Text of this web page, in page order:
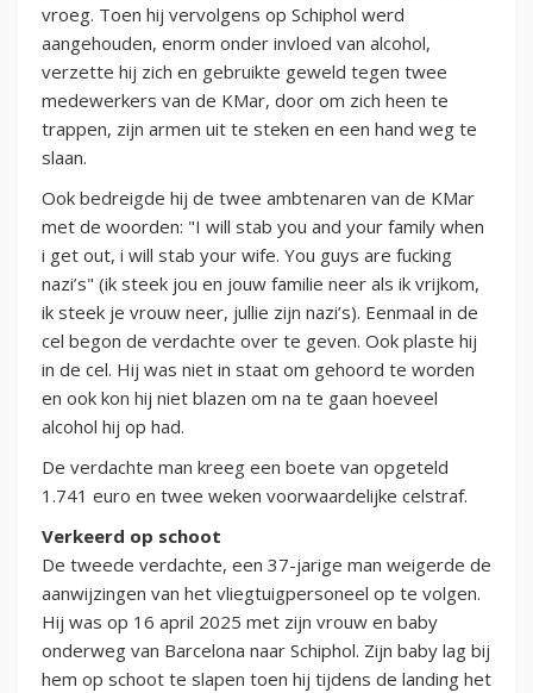
vroeg. Toen hij vervolgens op Schiphol werd
aangehouden, enorm onder invloed van alcohol,
verzette hij zich en gebruikte geweld tegen twee
medewerkers van de KMar, door om zich heen te
trappen, zijn armen uit te steken en een hand weg te
slaan.
Ook bedreigde hij de twee ambtenaren van de KMar
met de woorden: "I will stab you and your family when
i get out, i will stab your wife. You guys are fucking
nazi’s" (ik steek jou en jouw familie neer als ik vrijkom,
ik steek je vrouw neer, jullie zijn nazi’s). Eenmaal in de
cel begon de verdachte over te geven. Ook plaste hij
in de cel. Hij was niet in staat om gehoord te worden
en ook kon hij niet blazen om na te gaan hoeveel
alcohol hij op had.
De verdachte man kreeg een boete van opgeteld
1.741 euro en twee weken voorwaardelijke celstraf.
Verkeerd op schoot
De tweede verdachte, een 37-jarige man weigerde de
aanwijzingen van het vliegtuigpersoneel op te volgen.
Hij was op 16 april 2025 met zijn vrouw en baby
onderweg van Barcelona naar Schiphol. Zijn baby lag bij
hem op schoot te slapen toen hij tijdens de landing het